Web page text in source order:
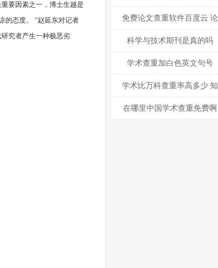
要因素之一，博士生越是
的态度。 ”赵延东对记者
究者产生一种极恶劣
免费论文查重软件百度云 论
科学与技术期刊是真的吗
学术查重加白色英文句号
学术比万科查重率高多少 知
在哪里中国学术查重免费啊